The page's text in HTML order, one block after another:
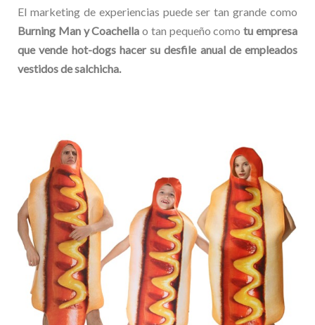
El marketing de experiencias puede ser tan grande como
Burning Man y Coachella o tan pequeño comotu empresa
que vende hot-dogs hacer su desfile anual de empleados
vestidos de salchicha.